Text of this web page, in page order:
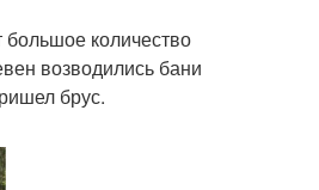
количество
возводились бани
брус.